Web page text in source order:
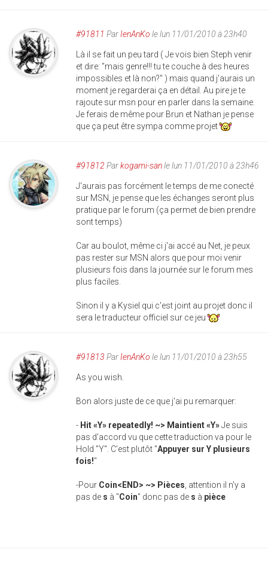
#91811 Par IenAnKo le lun 11/01/2010 à 23h40
Là il se fait un peu tard ( Je vois bien Steph venir
et dire: "mais genre!!! tu te couche à des heures
impossibles et là non?" ) mais quand j'aurais un
moment je regarderai ça en détail. Au pire je te
rajoute sur msn pour en parler dans la semaine.
Je ferais de même pour Brun et Nathan je pense
que ça peut être sympa comme projet
#91812 Parkogami-sanle lun 11/01/2010 à 23h46
J'aurais pas forcément le temps de me conecté
sur MSN, je pense que les échanges seront plus
pratique par le forum (ça permet de bien prendre
sont temps)
Car au boulot, même ci j'ai accé au Net, je peux
pas rester sur MSN alors que pour moi venir
plusieurs fois dans la journée sur le forum mes
plus faciles.
Sinon il y a Kysiel qui c'est joint au projet donc il
sera le traducteur officiel sur ce jeu
#91813 Par IenAnKo le lun 11/01/2010 à 23h55
As you wish.
Bon alors juste de ce que j'ai pu remarquer:
- Hit «Y» repeatedly! ~> Maintient «Y»Je suis
pas d'accord vu que cette traduction va pour le
Hold "Y". C'est plutôt "Appuyer sur Y plusieurs
fois!"
-Pour Coin<END> ~> Pièces , attention il n'y a
pas de s à "Coin" donc pas de s à pièce